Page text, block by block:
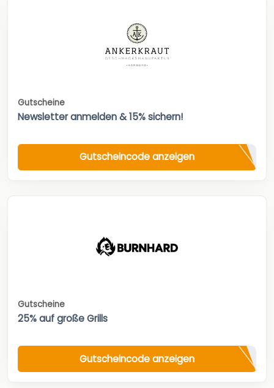
Gutscheine
Newsletter anmelden & 15% sichern!
Gutscheincode anzeigen
Gutscheine
25% auf große Grills
Gutscheincode anzeigen